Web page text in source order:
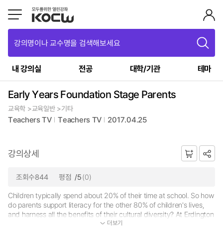
강의명이나 교수명을 검색해보세요
내 강의실 전공 대학/기관 테마
Early Years Foundation Stage Parents
교육학 >교육일반 >기타
Teachers TV Teachers TV 2017.04.25
강의상세
조회수844 평점 /5(0)
Children typically spend about 20% of their time at school. So how
do parents support literacy for the other 80% of children's lives,
and harness all the benefits of their cultural diversity? At Erdington
Hall, Birmingham we see how the head's policy to involve Early...
더보기